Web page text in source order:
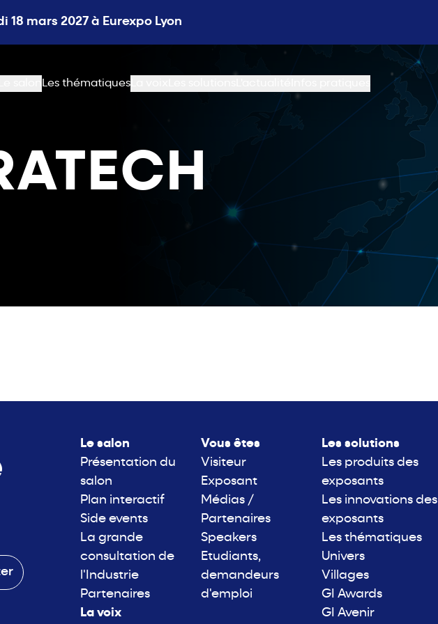
18 mars 2027 à Eurexpo Lyon
Les thématiques
Le salon
Présentation du
salon
Plan interactif
Side events
La grande
consultation de
l'Industrie
Partenaires
La voix
Vous êtes
Visiteur
Exposant
Médias /
Partenaires
Speakers
Etudiants,
demandeurs
d'emploi
Les solutions
Les produits des
exposants
Les innovations des
exposants
Les thématiques
Univers
Villages
GI Awards
GI Avenir